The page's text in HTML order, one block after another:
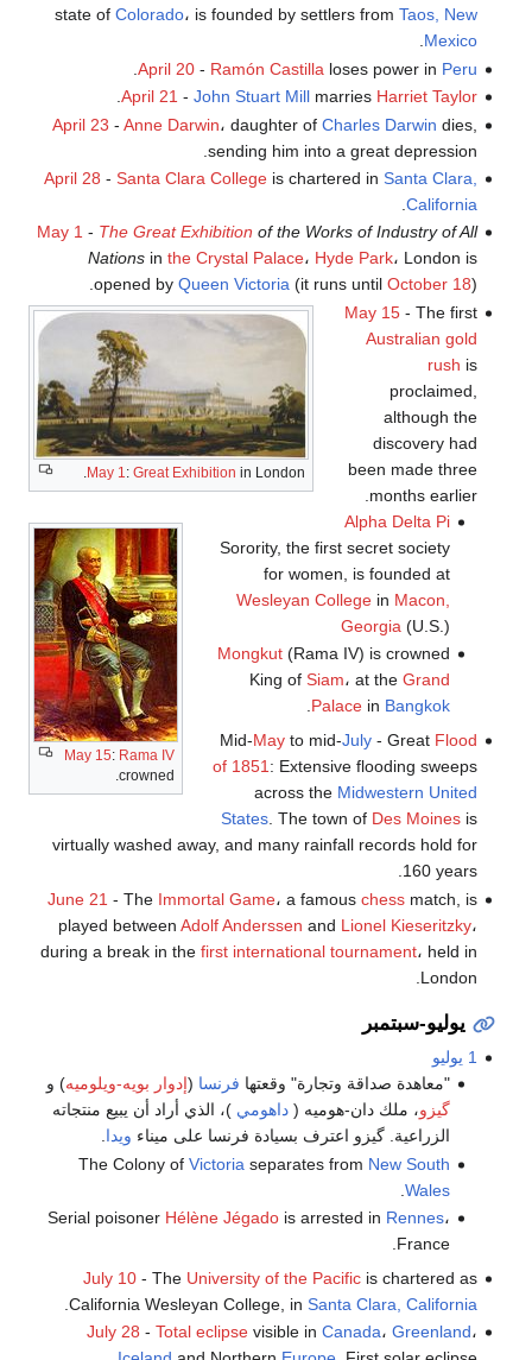
state of Colorado، is founded by settlers from Taos, New
Mexico
.
April 20- Ramón Castilla loses power in Peru
April 21 - John Stuart Millmarries Harriet Taylor
.
April 23 - Anne Darwin، daughter of Charles Darwin dies,
sending him into a great depression.
April 28 - Santa Clara Collegeis chartered in Santa Clara,
California
May 1 - The Great Exhibition of the Works of Industry of All
Nationsin the Crystal Palace، Hyde Park، London is
opened by Queen Victoria(it runs until October 18).
May 1: Great Exhibition in London.
May 15- The first
Australian gold
rush is
proclaimed,
although the
discovery had
been made three
months earlier.
May 15: Rama IV
crowned.
Alpha Delta Pi
Sorority, the first secret society
for women, is founded at
Wesleyan College in Macon,
Georgia (U.S.)
Mongkut (Rama IV) is crowned
King ofSiam، at theGrand
Palace in Bangkok
Mid-Mayto mid-July- Great Flood
of 1851 : Extensive flooding sweeps
across the Midwestern United
States. The town of Des Moinesis
virtually washed away, and many rainfall records hold for
160 years.
June 21 - The Immortal Game، a famous chessmatch, is
played between Adolf Anderssen and Lionel Kieseritzky،
during a break in the first international tournament، held in
London.
يوليو-سبتمبر
1 يوليو
"معاهدة صداقة وتجارة" وقعتها فرنسا (إدوار بويه-ويلوميه) و
گيزو، ملك دان-هوميه ( داهومي )، الذي أراد أن يبيع منتجاته
الزراعية. گيزو اعترف بسيادة فرنسا على ميناء ويدا
The Colony ofVictoria separates from New South
Wales
.
Serial poisoner Hélène Jégado is arrested in Rennes،
France.
July 10- The University of the Pacificis chartered as
California Wesleyan College, in Santa Clara, California
July 28 - Total eclipsevisible in Canada، Greenland،